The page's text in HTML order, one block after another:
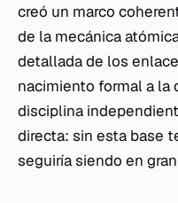
creó un marco
de la mecánica
detallada de los
nacimiento formal a la
disciplina
directa: sin esta base
seguiría siendo en